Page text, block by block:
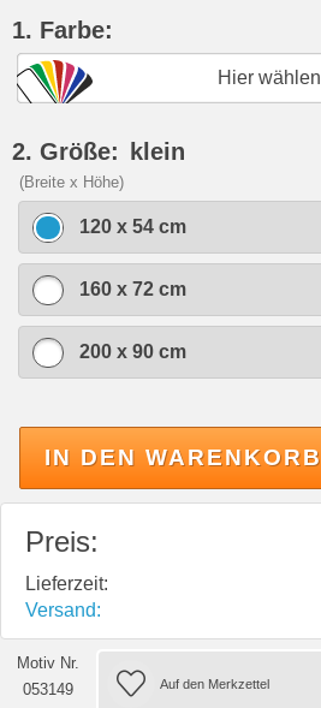
1. Farbe:
Hier wählen
2. Größe: klein
(Breite x Höhe)
120 x 54 cm
160 x 72 cm
200 x 90 cm
IN DEN WARENKORB
Preis:
Lieferzeit:
Versand:
Motiv Nr.
053149